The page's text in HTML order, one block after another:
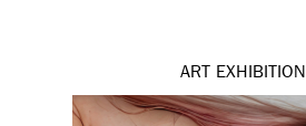
ART EXHIBITION